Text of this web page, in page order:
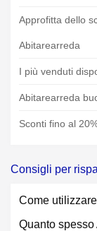
Approfitta dello
Abitarearreda
I più venduti
Abitarearreda
Sconti fino al
Consigli per
Come
Quanto